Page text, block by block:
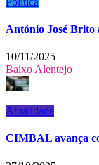
António José Brito
10/11/2025
Baixo Alentejo
Atualidade
CIMBAL avança